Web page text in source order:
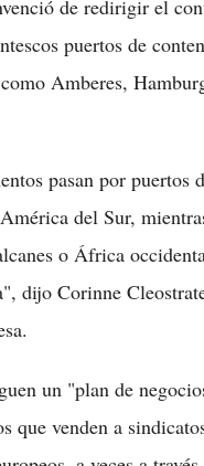
de redirigir el
puertos de
Amberes,
pasan por puertos
del Sur,
o África
dijo Corinne
un "plan de
que venden a